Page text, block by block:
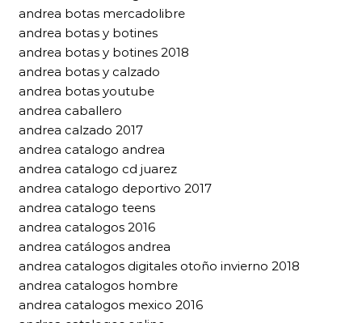
andrea botas mercadolibre
andrea botas y botines
andrea botas y botines 2018
andrea botas y calzado
andrea botas youtube
andrea caballero
andrea calzado 2017
andrea catalogo andrea
andrea catalogo cd juarez
andrea catalogo deportivo 2017
andrea catalogo teens
andrea catalogos 2016
andrea catálogos andrea
andrea catalogos digitales otoño invierno 2018
andrea catalogos hombre
andrea catalogos mexico 2016